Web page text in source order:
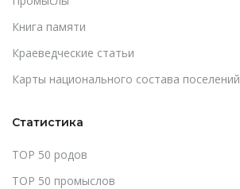
Книга памяти
Краеведческие статьи
Карты национального состава поселений
Статистика
TOP 50 родов
TOP 50 промыслов